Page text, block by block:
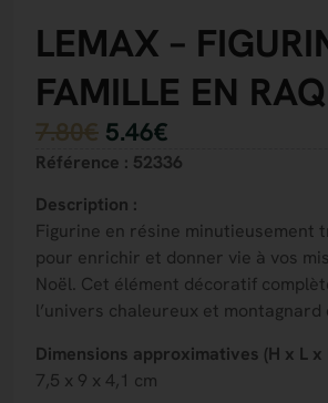
LEMAX –
FAMILLE EN
7.80€ 5.46€
Référence : 52336
Description :
Figurine en résine minutieusement
pour enrichir et donner vie à vos
Noël. Cet élément décoratif
l’univers chaleureux et montagnard
Dimensions approximatives (H x L x
7,5 x 9 x 4,1 cm